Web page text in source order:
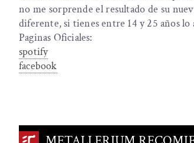
no me sorprende el resultado de su
diferente, si tienes entre 14 y 25 años lo
Paginas Oficiales:
spotify
facebook